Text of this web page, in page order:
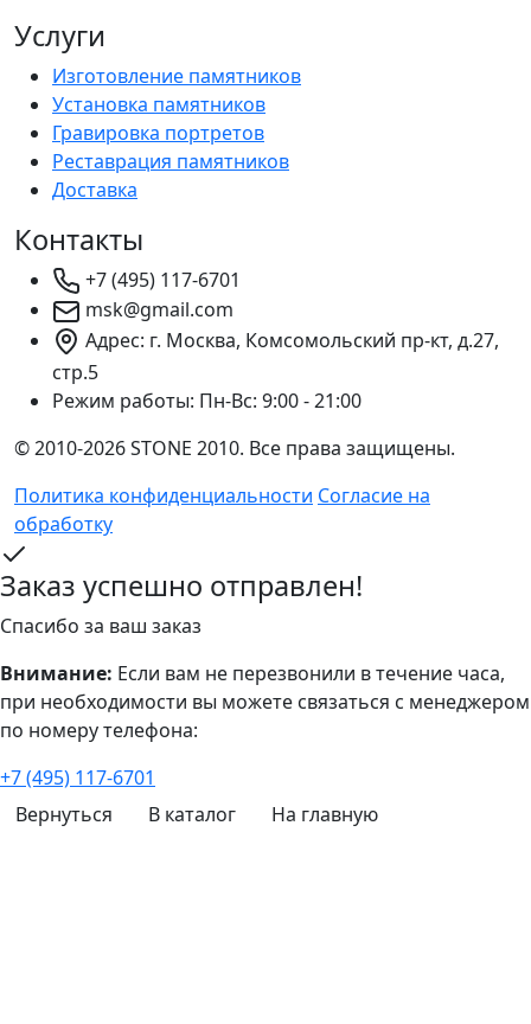
Услуги
Изготовление памятников
Установка памятников
Гравировка портретов
Реставрация памятников
Доставка
Контакты
+7 (495) 117-6701
msk@gmail.com
Адрес: г. Москва, Комсомольский пр-кт, д.27,
стр.5
Режим работы: Пн-Вс: 9:00 - 21:00
© 2010-2026 STONE 2010. Все права защищены.
Политика конфиденциальности Согласие на
обработку
Заказ успешно отправлен!
Спасибо за ваш заказ
Внимание: Если вам не перезвонили в течение часа,
при необходимости вы можете связаться с менеджером
по номеру телефона:
+7 (495) 117-6701
Вернуться
В каталог На главную